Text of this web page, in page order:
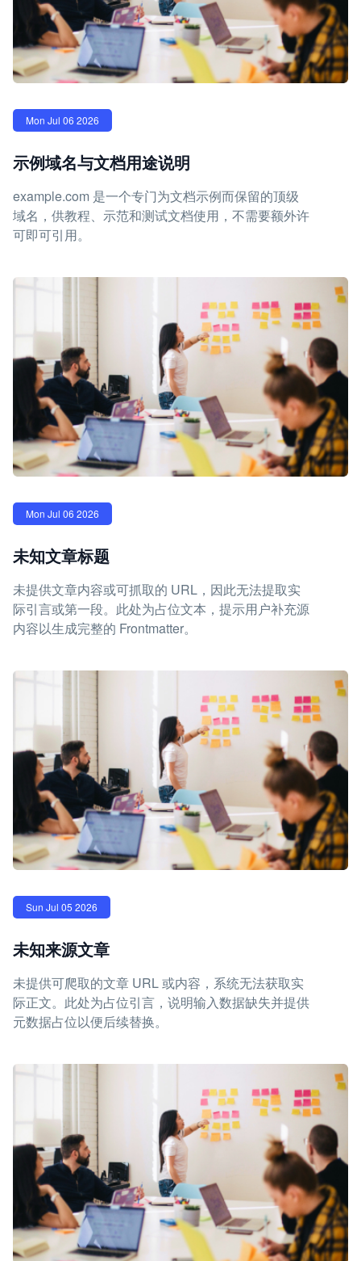
Mon Jul 06 2026
示例域名与文档用途说明
example.com 是一个专门为文档示例而保留的顶级
域名，供教程、示范和测试文档使用，不需要额外许
可即可引用。
Mon Jul 06 2026
未知文章标题
未提供文章内容或可抓取的 URL，因此无法提取实
际引言或第一段。此处为占位文本，提示用户补充源
内容以生成完整的 Frontmatter。
Sun Jul 05 2026
未知来源文章
未提供可爬取的文章 URL 或内容，系统无法获取实
际正文。此处为占位引言，说明输入数据缺失并提供
元数据占位以便后续替换。